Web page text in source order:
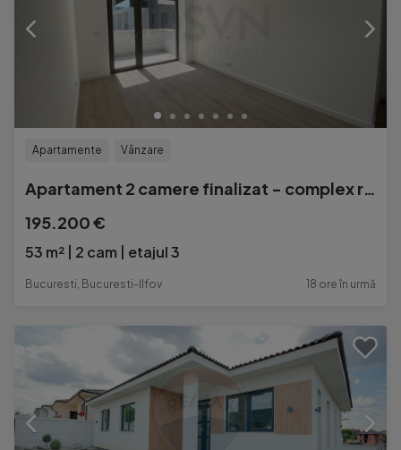
Apartamente Vânzare
Apartament 2 camere finalizat - complex rezidential
195.200 €
53 m² 2 cam etajul 3
Bucuresti, Bucuresti-Ilfov 18 ore în urmă